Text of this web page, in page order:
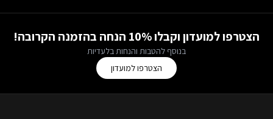
הצטרפו למועדון וקבלו 10% הנחה בהזמנה הקרובה!
בנוסף להטבות והנחות בלעדיות
הצטרפו למועדון